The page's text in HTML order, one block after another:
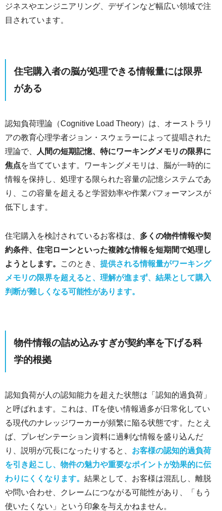
ジネスやエンジニアリング、デザインなど幅広い領域で注
目されています。
住宅購入者の脳が処理できる情報量には限界
がある
認知負荷理論（Cognitive Load Theory）は、オーストラリ
アの教育心理学者ジョン・スウェラーによって提唱された
理論で、
人間の短期記憶、特にワーキングメモリの限界に
焦点を当てています。ワーキングメモリは、脳が一時的に
情報を保持し、処理する限られた容量の記憶システムであ
り、この容量を超えると学習効率や作業パフォーマンスが
低下します。
住宅購入を検討されているお客様は、 多くの物件情報や契
約条件、住宅ローンといった複雑な情報を短期間で処理し
ようとします。
このとき、 提供される情報量がワーキング
メモリの限界を超えると、理解が進まず、結果として購入
判断が難しくなる可能性があります。
物件情報の詰め込みすぎが契約率を下げる科
学的根拠
認知負荷が人の認知能力を超えた状態は「認知的過負荷」
と呼ばれます。これは、ITを使い情報過多が日常化してい
る現代のナレッジワーカーが頻繁に陥る状態です。たとえ
ば、プレゼンテーション資料に過剰な情報を盛り込んだ
り、説明が冗長になったりすると、 お客様の認知的過負荷
を引き起こし、物件の魅力や重要なポイントが効果的に伝
わりにくくなります。 結果として、お客様は混乱し、離脱
や問い合わせ、クレームにつながる可能性があり、「もう
使いたくない」という印象を与えかねません。